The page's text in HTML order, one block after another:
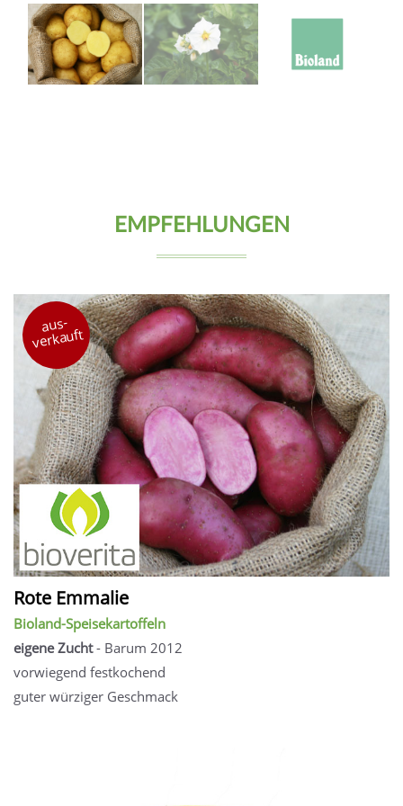
EMPFEHLUNGEN
aus-
verkauft
Rote Emmalie
Bioland-Speisekartoffeln
eigene Zucht- Barum 2012
vorwiegend festkochend
guter würziger Geschmack